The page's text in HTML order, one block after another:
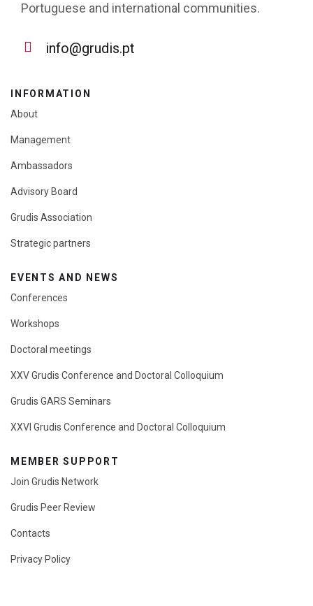
Portuguese and international communities.
info@grudis.pt
INFORMATION
About
Management
Ambassadors
Advisory Board
Grudis Association
Strategic partners
EVENTS AND NEWS
Conferences
Workshops
Doctoral meetings
XXV Grudis Conference and Doctoral Colloquium
Grudis GARS Seminars
XXVI Grudis Conference and Doctoral Colloquium
MEMBER SUPPORT
Join Grudis Network
Grudis Peer Review
Contacts
Privacy Policy